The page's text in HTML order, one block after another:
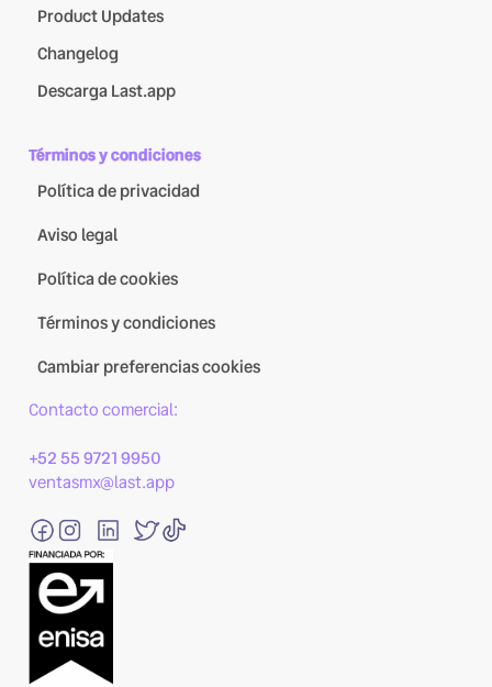
Product Updates
Changelog
Descarga Last.app
Términos y condiciones
Política de privacidad
Aviso legal
Política de cookies
Términos y condiciones
Cambiar preferencias cookies
Contacto comercial:
+52 55 9721 9950
ventasmx@last.app